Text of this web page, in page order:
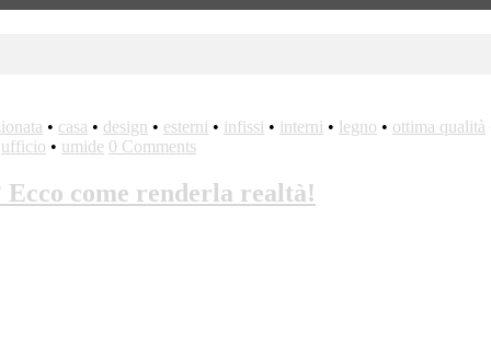
• casa • design • esterni • infissi • interni • legno • ottima qualità
ufficio • umide 0 Comments
come renderla realtà!